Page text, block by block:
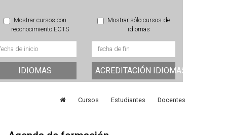
Mostrar cursos con
reconocimiento ECTS
Mostrar sólo cursos de
idiomas
IDIOMAS ACREDITACIÓN IDIOMAS
Cursos Estudiantes Docentes